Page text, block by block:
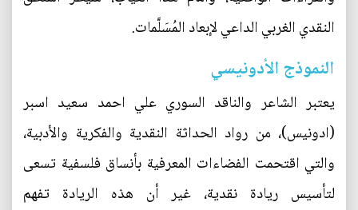
النقدي الغربي الداعي لإبعاد المُسَلَّمات.
النموذج الأدونيسي
يعتبر الشاعر والناقد السوري علي احمد سعيد اسبر
(ادونيس)، من رواد الحداثة النقدية والفكرية والأدبية،
والتي اقتحمت الفضاءات المعرفية بأنساق فلسفية تسعى
لتأسيس ريادة نقدية، غير أن هذه الريادة تفهم